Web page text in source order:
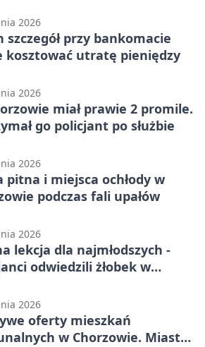
2026
szczegół przy bankomacie
kosztować utratę pieniędzy
2026
miał prawie 2 promile.
go policjant po służbie
2026
pitna i miejsca ochłody w
podczas fali upałów
2026
lekcja dla najmłodszych -
odwiedzili żłobek w
2026
oferty mieszkań
w Chorzowie. Miasto